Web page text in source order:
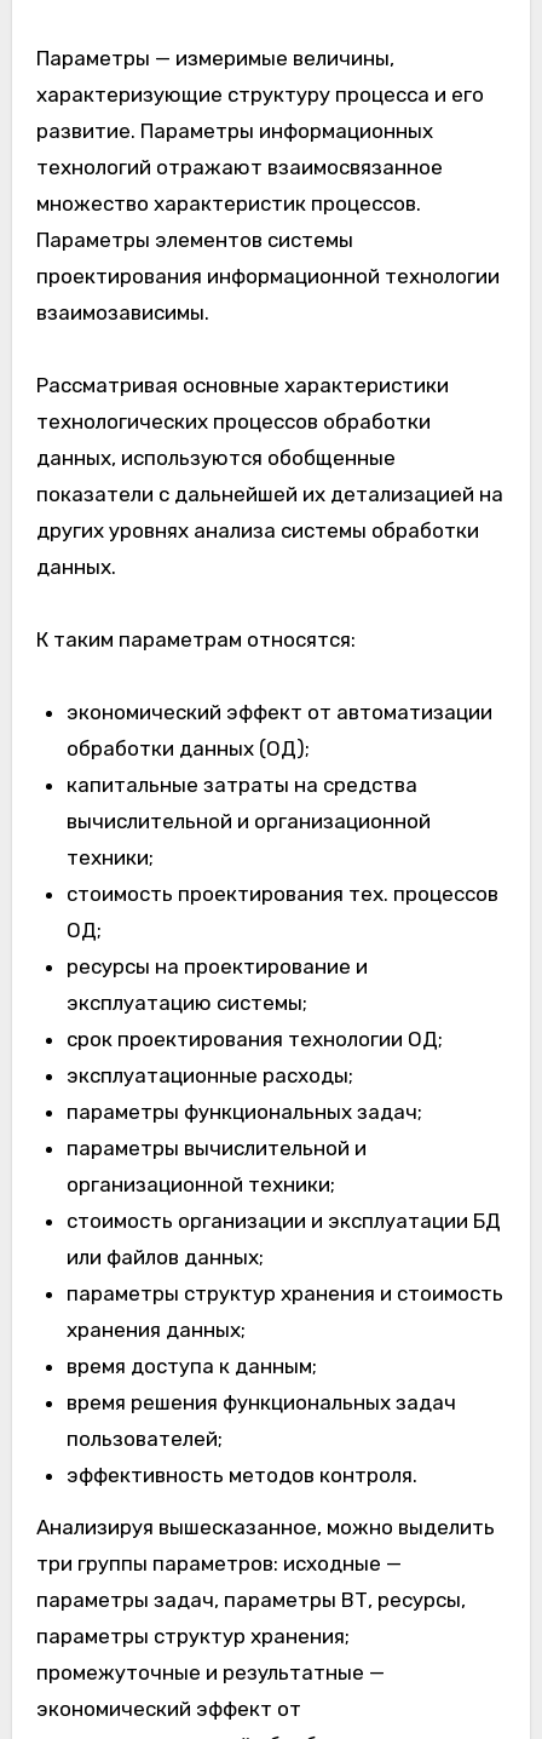
Параметры — измеримые величины,
характеризующие структуру процесса и его
развитие. Параметры информационных
технологий отражают взаимосвязанное
множество характеристик процессов.
Параметры элементов системы
проектирования информационной технологии
взаимозависимы.
Рассматривая основные характеристики
технологических процессов обработки
данных, используются обобщенные
показатели с дальнейшей их детализацией на
других уровнях анализа системы обработки
данных.
К таким параметрам относятся:
экономический эффект от автоматизации
обработки данных (ОД);
капитальные затраты на средства
вычислительной и организационной
техники;
стоимость проектирования тех. процессов
ОД;
ресурсы на проектирование и
эксплуатацию системы;
срок проектирования технологии ОД;
эксплуатационные расходы;
параметры функциональных задач;
параметры вычислительной и
организационной техники;
стоимость организации и эксплуатации БД
или файлов данных;
параметры структур хранения и стоимость
хранения данных;
время доступа к данным;
время решения функциональных задач
пользователей;
эффективность методов контроля.
Анализируя вышесказанное, можно выделить
три группы параметров: исходные —
параметры задач, параметры ВТ, ресурсы,
параметры структур хранения;
промежуточные и результатные —
экономический эффект от